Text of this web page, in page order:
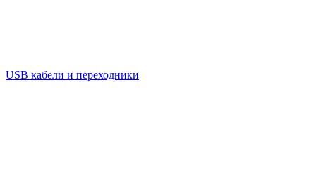
USB кабели и переходники